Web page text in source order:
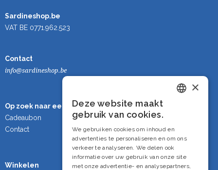
Sardineshop.be
VAT BE 0771.962.523
Contact
info@sardineshop.be
Op zoek naar een cadeau?
Cadeaubon
Contact
Winkelen
×
Deze website maakt
gebruik van cookies.
We gebruiken cookies om inhoud en
advertenties te personaliseren en om ons
verkeer te analyseren. We delen ook
informatie over uw gebruik van onze site
met onze advertentie- en analysepartners,